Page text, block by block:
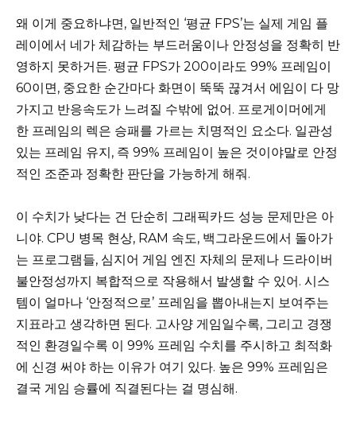
왜 이게 중요하냐면, 일반적인 ‘평균 FPS’는 실제 게임 플
레이에서 네가 체감하는 부드러움이나 안정성을 정확히 반
영하지 못하거든. 평균 FPS가 200이라도 99% 프레임이
60이면, 중요한 순간마다 화면이 뚝뚝 끊겨서 에임이 다 망
가지고 반응속도가 느려질 수밖에 없어. 프로게이머에게
한 프레임의 렉은 승패를 가르는 치명적인 요소다. 일관성
있는 프레임 유지, 즉 99% 프레임이 높은 것이야말로 안정
적인 조준과 정확한 판단을 가능하게 해줘.
이 수치가 낮다는 건 단순히 그래픽카드 성능 문제만은 아
니야. CPU 병목 현상, RAM 속도, 백그라운드에서 돌아가
는 프로그램들, 심지어 게임 엔진 자체의 문제나 드라이버
불안정성까지 복합적으로 작용해서 발생할 수 있어. 시스
템이 얼마나 ‘안정적으로’ 프레임을 뽑아내는지 보여주는
지표라고 생각하면 된다. 고사양 게임일수록, 그리고 경쟁
적인 환경일수록 이 99% 프레임 수치를 주시하고 최적화
에 신경 써야 하는 이유가 여기 있다. 높은 99% 프레임은
결국 게임 승률에 직결된다는 걸 명심해.